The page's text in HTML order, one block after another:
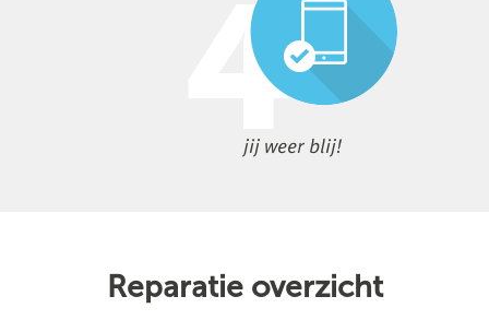
jij weer blij!
Reparatie overzicht